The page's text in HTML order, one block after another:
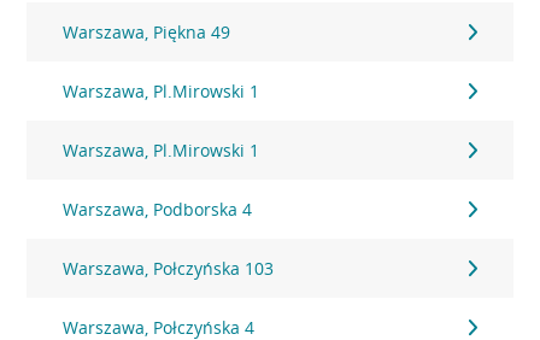
Warszawa, Piękna 49
Warszawa, Pl.Mirowski 1
Warszawa, Pl.Mirowski 1
Warszawa, Podborska 4
Warszawa, Połczyńska 103
Warszawa, Połczyńska 4